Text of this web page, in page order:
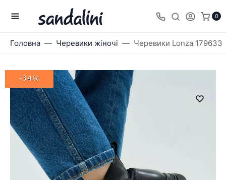
0
Головна Черевики жіночі Черевики Lonza 179633
-34%